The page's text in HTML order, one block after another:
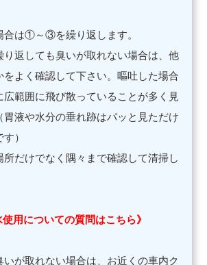
合は①～③を繰り返します。
返しても臭いが取れない場合は、他
をよく確認して下さい。嘔吐した場合
広範囲に飛び散っていることが多く見
胃液や水分の垂れ跡はパッと見ただけ
）
所だけでなく隅々まで確認して清掃し
用についての質問はこちら》
いが取れない場合は、お近くの車内ク